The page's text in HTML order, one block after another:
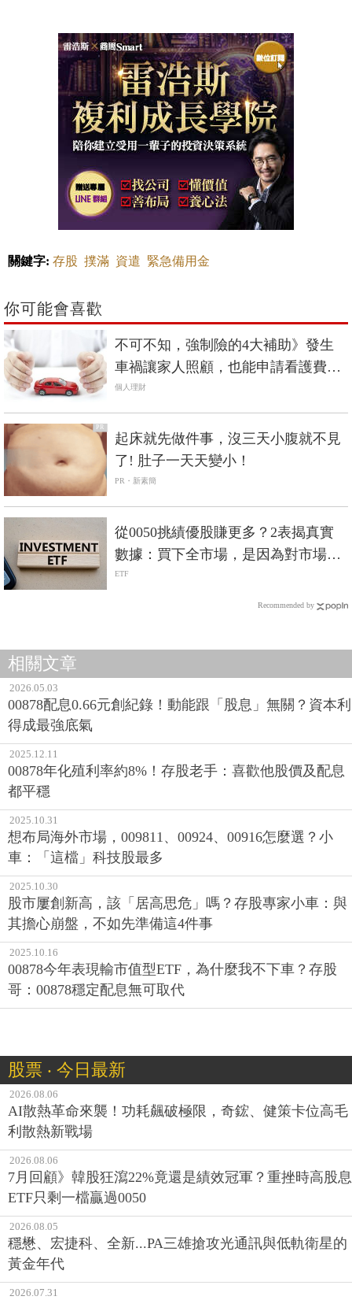
關鍵字: 存股 撲滿 資遣 緊急備用金
你可能會喜歡
不可不知，強制險的4大補助》發生
車禍讓家人照顧，也能申請看護費，
每天1200元！
個人理財
PR
起床就先做件事，沒三天小腹就不見
了! 肚子一天天變小！
PR・新素簡
從0050挑績優股賺更多？2表揭真實
數據：買下全市場，是因為對市場保
持敬畏！
ETF
Recommended by
相關文章
2026.05.03
00878配息0.66元創紀錄！動能跟「股息」無關？資本利
得成最強底氣
2025.12.11
00878年化殖利率約8%！存股老手：喜歡他股價及配息
都平穩
2025.10.31
想布局海外市場，009811、00924、00916怎麼選？小
車：「這檔」科技股最多
2025.10.30
股市屢創新高，該「居高思危」嗎？存股專家小車：與
其擔心崩盤，不如先準備這4件事
2025.10.16
00878今年表現輸市值型ETF，為什麼我不下車？存股
哥：00878穩定配息無可取代
股票 ‧ 今日最新
2026.08.06
AI散熱革命來襲！功耗飆破極限，奇鋐、健策卡位高毛
利散熱新戰場
2026.08.06
7月回顧》韓股狂瀉22%竟還是績效冠軍？重挫時高股息
ETF只剩一檔贏過0050
2026.08.05
穩懋、宏捷科、全新...PA三雄搶攻光通訊與低軌衛星的
黃金年代
2026.07.31